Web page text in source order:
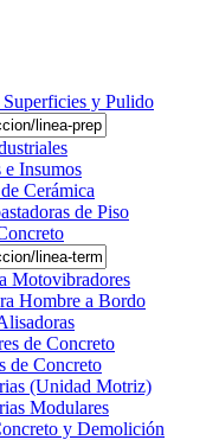
y Pulido
e Insumos
Cerámica
de Piso
Motovibradores
Hombre a Bordo
de Concreto
de Concreto
(Unidad Motriz)
Modulares
y Demolición